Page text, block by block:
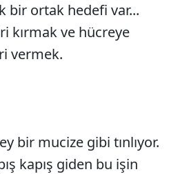
bir ortak hedefi var...
kırmak ve hücreye
vermek.
bir mucize gibi tınlıyor.
kapış giden bu işin